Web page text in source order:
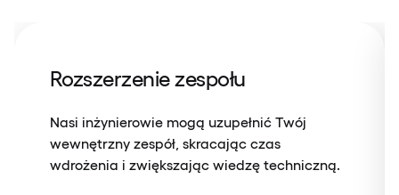
Rozszerzenie zespołu
Nasi inżynierowie mogą uzupełnić Twój
wewnętrzny zespół, skracając czas
wdrożenia i zwiększając wiedzę techniczną.